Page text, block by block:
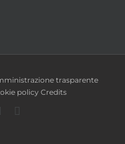
trasparente
policy Credits
YouTube